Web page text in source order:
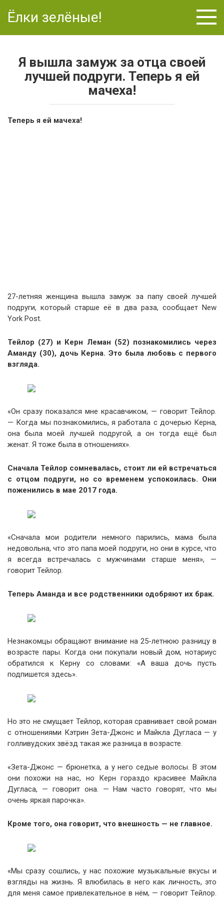
Ёлки зелёные!
Я вышла замуж за отца своей
лучшей подруги. Теперь я ей
мачеха!
Теперь я ей мачеха!
27-летняя женщина вышла замуж за папу своей лучшей
подруги, который старше её в два раза, сообщает New
York Post.
Тейлор (27) и Керн Леман (52) познакомились через
Аманду (30), дочь Керна. Это была любовь с первого
взгляда.
«Он сразу показался мне красавчиком, — говорит Тейлор.
— Когда мы познакомились, я работала с дочерью Керна,
она была моей лучшей подругой, а он тогда ещё был
женат. Я тоже была в отношениях».
Сначала Тейлор сомневалась, стоит ли ей встречаться
с отцом подруги, но со временем успокоилась. Они
поженились в мае 2017 года.
«Сначала мои родители немного парились, мама была
недовольна, что это папа моей подруги, но они в курсе, что
я всегда встречалась с мужчинами старше меня», —
говорит Тейлор.
Теперь Аманда и все родственники одобряют их брак.
Незнакомцы обращают внимание на 25-летнюю разницу в
возрасте пары. Когда они покупали новый дом, нотариус
обратился к Керну со словами: «А ваша дочь пусть
подпишется здесь».
Но это не смущает Тейлор, которая сравнивает свой роман
с отношениями Кэтрин Зета-Джонс и Майкла Дугласа — у
голливудских звёзд такая же разница в возрасте.
«Зета-Джонс — брюнетка, а у него седые волосы. В этом
они похожи на нас, но Керн гораздо красивее Майкла
Дугласа, — говорит она. — Нам часто говорят, что мы
очень яркая парочка».
Кроме того, она говорит, что внешность — не главное.
«Мы сразу сошлись, у нас похожие музыкальные вкусы и
взгляды на жизнь. Я влюбилась в него как личность, это
для меня самое привлекательное в нём, — говорит Тейлор.